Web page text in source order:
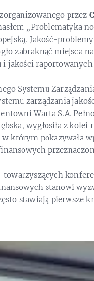
przez
„Problematyka
Jakość-
zabraknąć miejsca
jakości raportowanych
Systemu
zarządzania
Warta S.A.
wygłosiła z kolei
w którym pokazywała
stanowi
stawiają pierwsze